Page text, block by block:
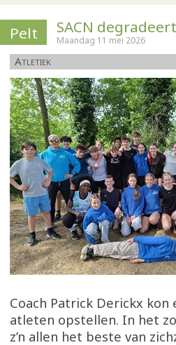
Pelt SACN
Maandag 11 mei 2026
Atletiek
Coach Patrick Derickx kon
atleten opstellen. In het
z’n allen het beste van